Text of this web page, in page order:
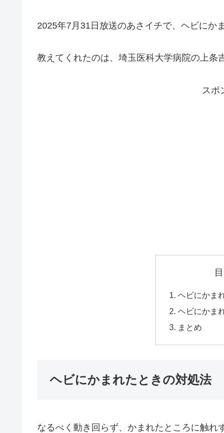
2025年7月31日放送のあさイチで、ヘビにか
教えてくれたのは、埼玉医科大学病院の上条
スポ
ヘビにかま
ヘビにかま
まとめ
ヘビにかまれたときの対処法
なるべく動き回らず、かまれたところに触れ